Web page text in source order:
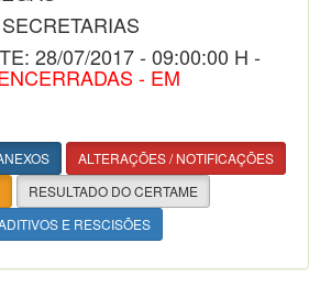
28/07/2017 - 09:00:00 H -
- EM
ALTERAÇÕES / NOTIFICAÇÕES
RESULTADO DO CERTAME
E RESCISÕES